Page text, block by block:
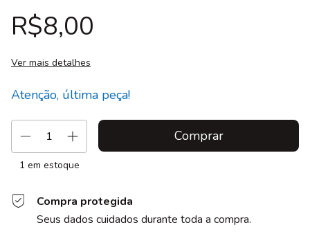
R$8,00
Ver mais detalhes
Atenção, última peça!
1 em estoque
Compra protegida
Seus dados cuidados durante toda a compra.